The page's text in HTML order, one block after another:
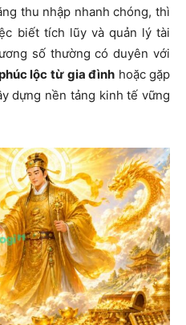
thu nhập nhanh chóng, thì
biết tích lũy và quản lý tài
số thường có duyên với
lộc từ gia đình hoặc gặp
dựng nền tảng kinh tế vững